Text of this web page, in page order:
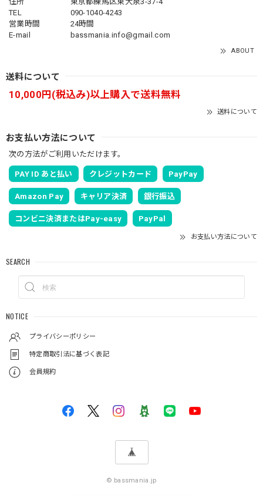
TEL
090-1040-4243
営業時間
24時間
E-mail
bassmania.info@gmail.com
ABOUT
送料について
10,000円(税込み)以上購入で送料無料
送料について
お支払い方法について
次の方法がご利用いただけます。
PAY ID あと払い クレジットカード PayPay
Amazon Pay キャリア決済 銀行振込
コンビニ決済またはPay-easy PayPal
お支払い方法について
SEARCH
NOTICE
プライバシーポリシー
特定商取引法に基づく表記
会員規約
© bassmania.jp